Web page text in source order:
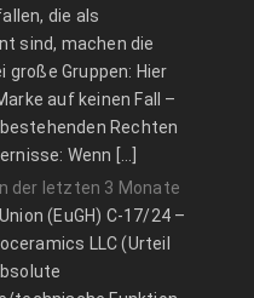
die als
sind, machen die
große Gruppen: Hier
auf keinen Fall –
Rechten
Wenn […]
der letzten 3 Monate
(EuGH) C‑17/24 –
LLC (Urteil